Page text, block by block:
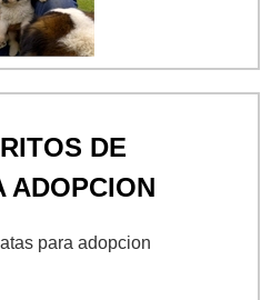
DE
ADOPCION
para adopcion